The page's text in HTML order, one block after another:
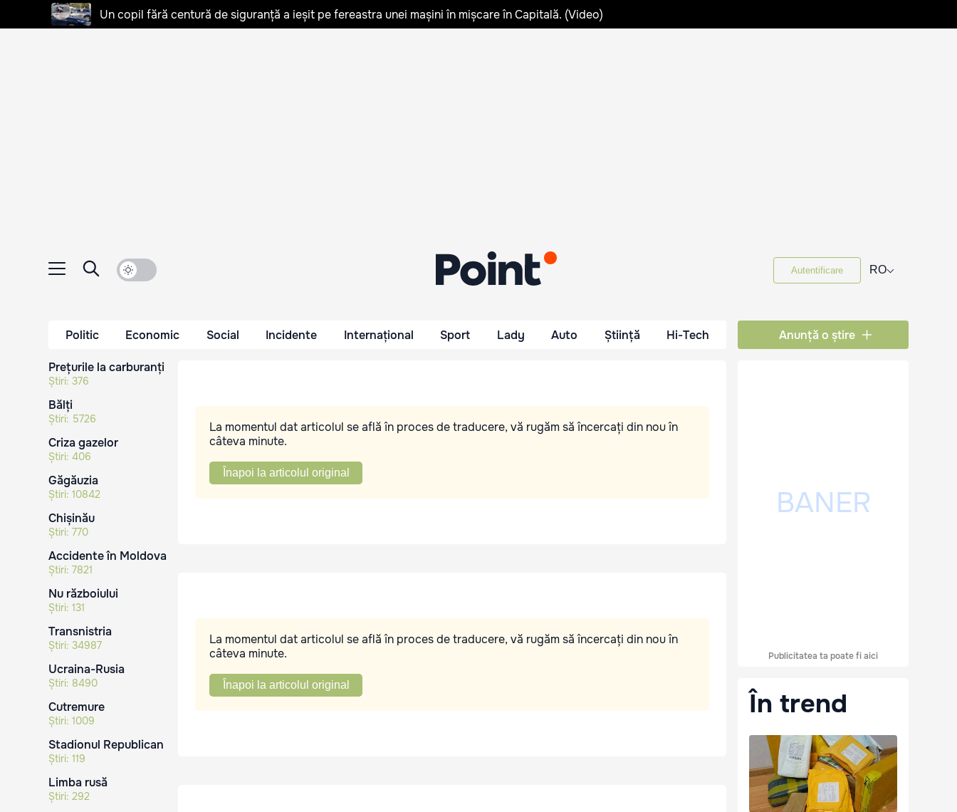
Un copil fără centură de siguranță a ieșit pe fereastra unei mașini în mișcare în Capitală. (Video)
Autentificare RO⌵
Politic Economic Social Incidente Internațional Sport Lady Auto Știință Hi-Tech Anunță o știre
Prețurile la carburanți
Știri: 376
Bălți
Știri: 5726
Criza gazelor
Știri: 406
Găgăuzia
Știri: 10842
Chișinău
Știri: 770
Accidente în Moldova
Știri: 7821
Nu războiului
Știri: 131
Transnistria
Știri: 34987
Ucraina-Rusia
Știri: 8490
Cutremure
Știri: 1009
Stadionul Republican
Știri: 119
Limba rusă
Știri: 292
La momentul dat articolul se află în proces de traducere, vă rugăm să încercați din nou în
câteva minute.
Înapoi la articolul original
La momentul dat articolul se află în proces de traducere, vă rugăm să încercați din nou în
câteva minute.
Înapoi la articolul original
Publicitatea ta poate fi aici
În trend